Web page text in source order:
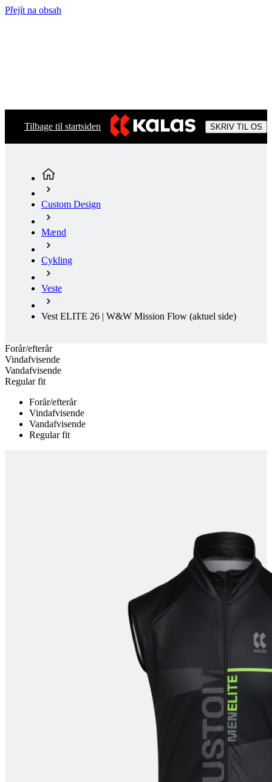
Přejít na obsah
Tilbage til startsiden SKRIV TIL OS
Custom Design
Mænd
Cykling
Veste
Vest ELITE 26 | W&W Mission Flow (aktuel side)
Forår/efterår
Vindafvisende
Vandafvisende
Regular fit
Forår/efterår
Vindafvisende
Vandafvisende
Regular fit